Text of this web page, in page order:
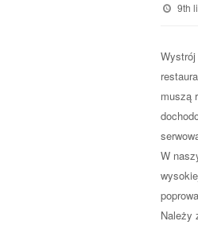
9th
muszą
W
Należy